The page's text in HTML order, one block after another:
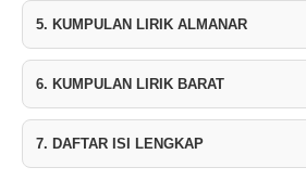
5. KUMPULAN LIRIK ALMANAR
6. KUMPULAN LIRIK BARAT
7. DAFTAR ISI LENGKAP